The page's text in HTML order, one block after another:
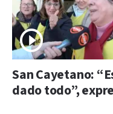
San Cayetano:
dado todo”,